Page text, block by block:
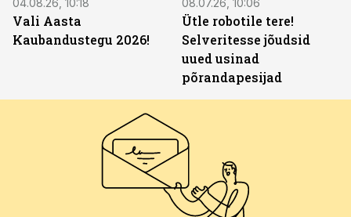
04.08.26, 10:18
Vali Aasta
Kaubandustegu 2026!
08.07.26, 10:06
Ütle robotile tere!
Selveritesse jõudsid
uued usinad
põrandapesijad